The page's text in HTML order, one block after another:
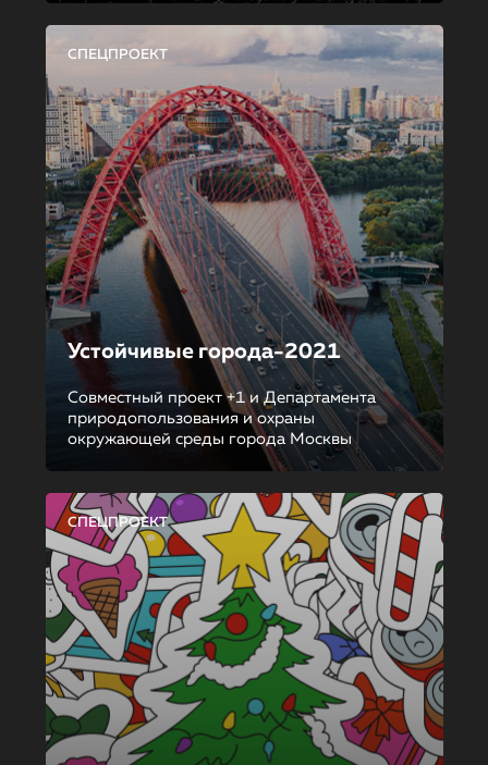
СПЕЦПРОЕКТ
Устойчивые города-2021
Совместный проект +1 и Департамента
природопользования и охраны
окружающей среды города Москвы
СПЕЦПРОЕКТ